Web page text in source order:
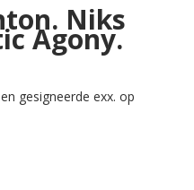
Niks
Agony.
gesigneerde exx. op